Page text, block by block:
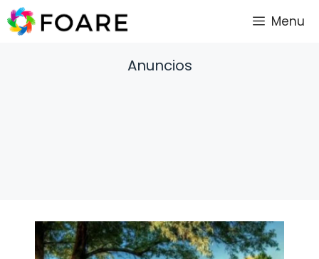
Saltar
al
Menu
Anuncios